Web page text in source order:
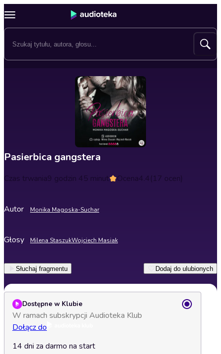
Pasierbica gangstera
Czas trwania9 godzin 45 minut Ocena4.4(17 ocen)
Autor Monika Magoska-Suchar
Głosy Milena StaszukWojciech Masiak
Słuchaj fragmentu Dodaj do ulubionych
Dostępne w Klubie
W ramach subskrypcji Audioteka Klub
Dołącz do
14 dni za darmo na start